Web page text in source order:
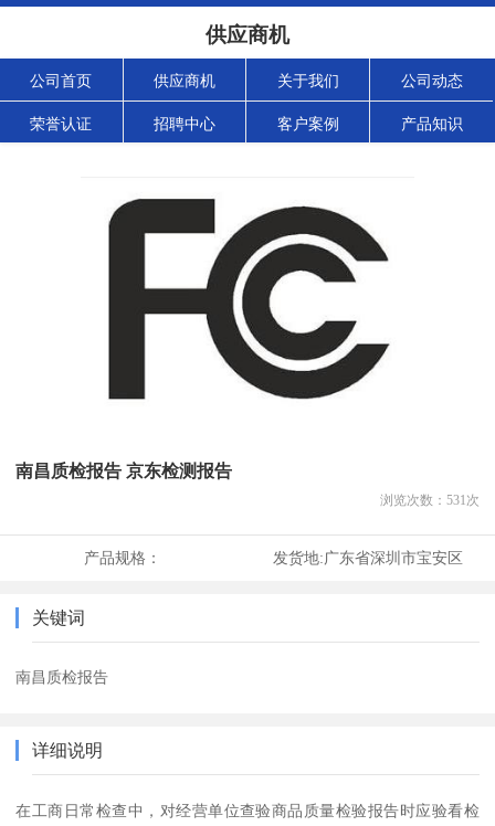
供应商机
公司首页 供应商机 关于我们 公司动态
荣誉认证 招聘中心 客户案例 产品知识
南昌质检报告 京东检测报告
浏览次数： 531次
产品规格： 发货地:广东省深圳市宝安区
关键词
南昌质检报告
详细说明
在工商日常检查中，对经营单位查验商品质量检验报告时应验看检